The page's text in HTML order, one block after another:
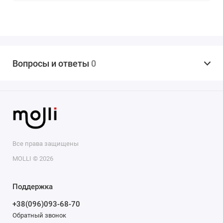
Вопросы и ответы 0
Все права защищены
MOLLI © 2026
Поддержка
+38(096)093-68-70
Обратный звонок